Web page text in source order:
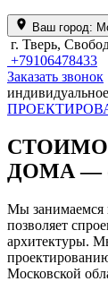
Ваш город:
г. Тверь,
+79106478433
Заказать звонок
ДОМА —
Мы занимаемся
позволяет
архитектуры.
Московской